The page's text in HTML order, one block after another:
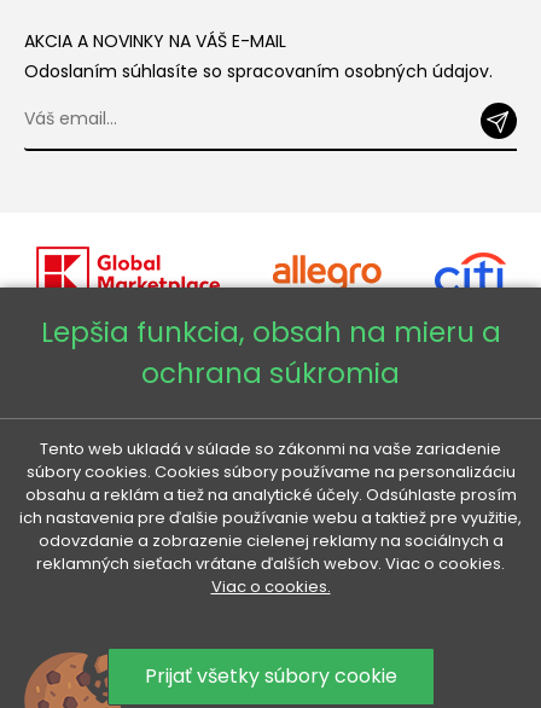
AKCIA A NOVINKY NA VÁŠ E-MAIL
Odoslaním súhlasíte so spracovaním osobných údajov.
Copyright © 2026 - Veneti™
Veneti SK
Veneti CZ
Veneti DE
Lepšia funkcia, obsah na mieru a
ochrana súkromia
Tento web ukladá v súlade so zákonmi na vaše zariadenie
súbory cookies. Cookies súbory používame na personalizáciu
obsahu a reklám a tiež na analytické účely. Odsúhlaste prosím
ich nastavenia pre ďalšie používanie webu a taktiež pre využitie,
odovzdanie a zobrazenie cielenej reklamy na sociálnych a
reklamných sieťach vrátane ďalších webov. Viac o cookies.
Viac o cookies.
Prijať všetky súbory cookie